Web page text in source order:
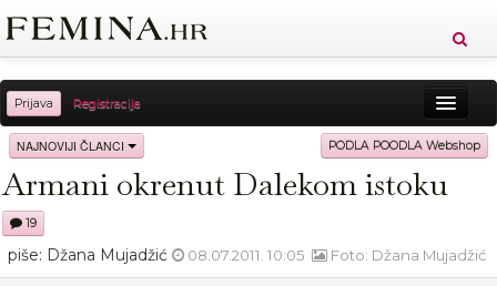
Prijava Registracija
Sreća Zdravlje Vitkost
Moda Ljubav Relax Putovanja Recepti
NAJNOVIJI ČLANCI PODLA POODLA Webshop
Armani okrenut Dalekom istoku
19
piše: Džana Mujadžić 08.07.2011. 10:05 Foto: Džana Mujadžić